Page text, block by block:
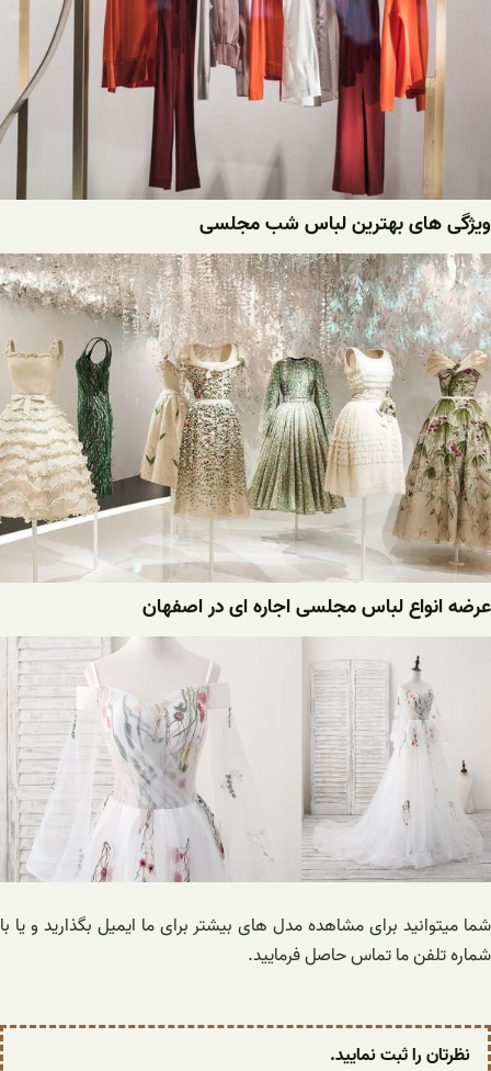
ویژگی های بهترین لباس شب مجلسی
عرضه انواع لباس مجلسی اجاره ای در اصفهان
شما میتوانید برای مشاهده مدل های بیشتر برای ما ایمیل بگذارید و یا با
شماره تلفن ما تماس حاصل فرمایید.
نظرتان را ثبت نمایید.